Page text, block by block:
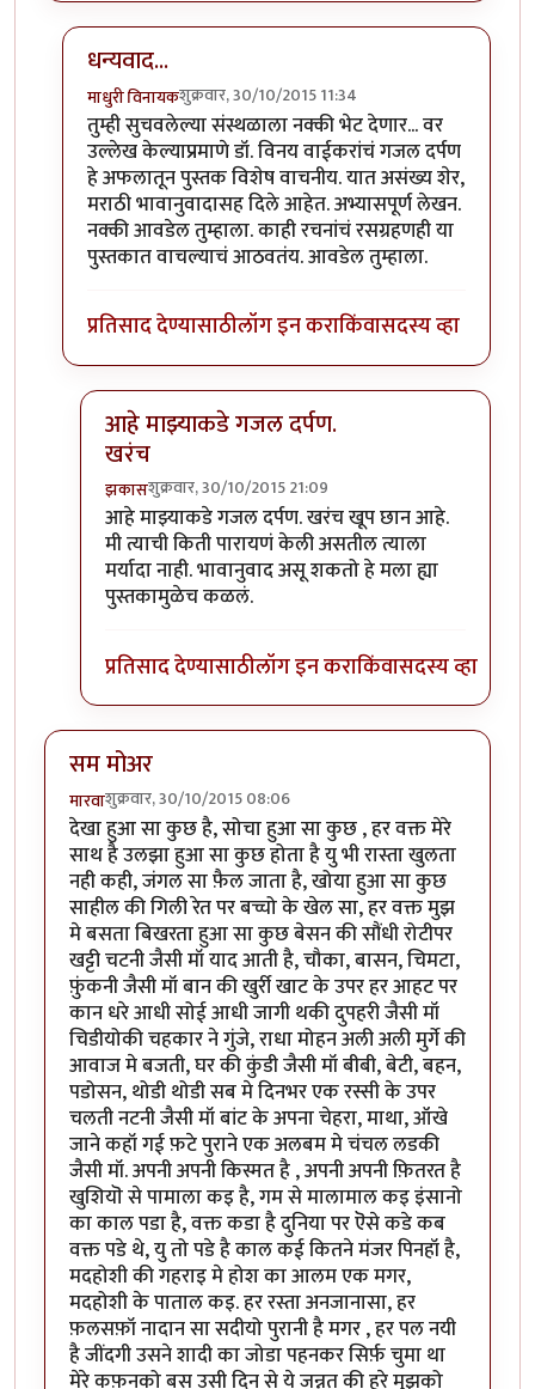
धन्यवाद...
माधुरी विनायकशुक्रवार, 30/10/2015 11:34
In reply torekhta.org.... DO VISIT !!byझकास
तुम्ही सुचवलेल्या संस्थळाला नक्की भेट देणार... वर
उल्लेख केल्याप्रमाणे डॉ. विनय वाईकरांचं गजल दर्पण
हे अफलातून पुस्तक विशेष वाचनीय. यात असंख्य शेर,
मराठी भावानुवादासह दिले आहेत. अभ्यासपूर्ण लेखन.
नक्की आवडेल तुम्हाला. काही रचनांचं रसग्रहणही या
पुस्तकात वाचल्याचं आठवतंय. आवडेल तुम्हाला.
प्रतिसाद देण्यासाठीलॉग इन कराकिंवासदस्य व्हा
आहे माझ्याकडे गजल दर्पण.
खरंच
झकासशुक्रवार, 30/10/2015 21:09
In reply toधन्यवाद...byमाधुरी विनायक
आहे माझ्याकडे गजल दर्पण. खरंच खूप छान आहे.
मी त्याची किती पारायणं केली असतील त्याला
मर्यादा नाही. भावानुवाद असू शकतो हे मला ह्या
पुस्तकामुळेच कळलं.
प्रतिसाद देण्यासाठीलॉग इन कराकिंवासदस्य व्हा
सम मोअर
मारवाशुक्रवार, 30/10/2015 08:06
देखा हुआ सा कुछ है, सोचा हुआ सा कुछ , हर वक्त मेरे
साथ है उलझा हुआ सा कुछ होता है यु भी रास्ता खुलता
नही कही, जंगल सा फ़ैल जाता है, खोया हुआ सा कुछ
साहील की गिली रेत पर बच्चो के खेल सा, हर वक्त मुझ
मे बसता बिखरता हुआ सा कुछ बेसन की सौंधी रोटीपर
खट्टी चटनी जैसी मॉ याद आती है, चौका, बासन, चिमटा,
फ़ुंकनी जैसी मॉ बान की खुर्री खाट के उपर हर आहट पर
कान धरे आधी सोई आधी जागी थकी दुपहरी जैसी मॉ
चिडीयोकी चहकार ने गुंजे, राधा मोहन अली अली मुर्गे की
आवाज मे बजती, घर की कुंडी जैसी मॉ बीबी, बेटी, बहन,
पडोसन, थोडी थोडी सब मे दिनभर एक रस्सी के उपर
चलती नटनी जैसी मॉ बांट के अपना चेहरा, माथा, ऑखे
जाने कहॉ गई फ़टे पुराने एक अलबम मे चंचल लडकी
जैसी मॉ. अपनी अपनी किस्मत है , अपनी अपनी फ़ितरत है
खुशियॊ से पामाला कइ है, गम से मालामाल कइ इंसानो
का काल पडा है, वक्त कडा है दुनिया पर ऎसे कडे कब
वक्त पडे थे, यु तो पडे है काल कई कितने मंजर पिनहॉ है,
मदहोशी की गहराइ मे होश का आलम एक मगर,
मदहोशी के पाताल कइ. हर रस्ता अनजानासा, हर
फ़लसफ़ॉ नादान सा सदीयो पुरानी है मगर , हर पल नयी
है जींदगी उसने शादी का जोडा पहनकर सिर्फ़ चुमा था
मेरे कफ़नको बस उसी दिन से ये जन्नत की हुरे मुझको